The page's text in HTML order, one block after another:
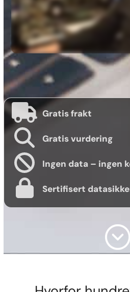
Gratis frakt
Gratis vurdering
Ingen data – ingen
Sertifisert